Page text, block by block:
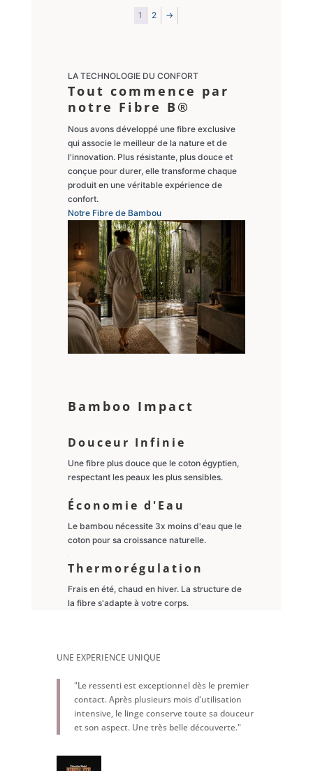
1 2 →
LA TECHNOLOGIE DU CONFORT
Tout commence par
notre Fibre B®
Nous avons développé une fibre exclusive
qui associe le meilleur de la nature et de
l'innovation. Plus résistante, plus douce et
conçue pour durer, elle transforme chaque
produit en une véritable expérience de
confort.
Notre Fibre de Bambou
Bamboo Impact
Douceur Infinie
Une fibre plus douce que le coton égyptien,
respectant les peaux les plus sensibles.
Économie d'Eau
Le bambou nécessite 3x moins d'eau que le
coton pour sa croissance naturelle.
Thermorégulation
Frais en été, chaud en hiver. La structure de
la fibre s'adapte à votre corps.
UNE EXPERIENCE UNIQUE
"Le ressenti est exceptionnel dès le premier
contact. Après plusieurs mois d'utilisation
intensive, le linge conserve toute sa douceur
et son aspect. Une très belle découverte."